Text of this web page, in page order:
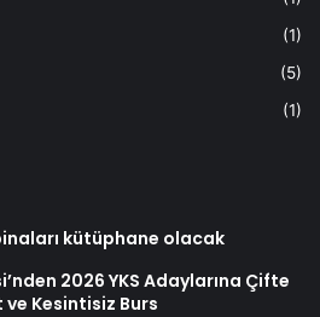
(1)
(5)
(1)
kütüphane olacak
2026 YKS Adaylarına Çifte
Kesintisiz Burs